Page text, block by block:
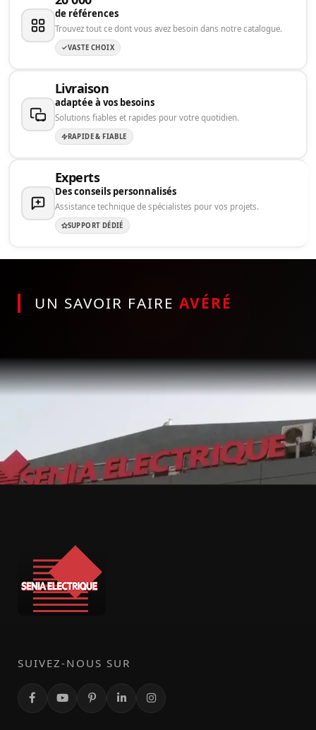
de références
Trouvez tout ce dont vous avez besoin dans notre catalogue.
VASTE CHOIX
Livraison
adaptée à vos besoins
Solutions fiables et rapides pour votre quotidien.
RAPIDE & FIABLE
Experts
Des conseils personnalisés
Assistance technique de spécialistes pour vos projets.
SUPPORT DÉDIÉ
UN SAVOIR FAIRE AVÉRÉ
SUIVEZ-NOUS SUR